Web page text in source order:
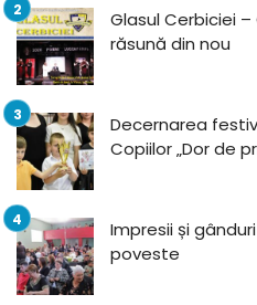
Glasul Cerbiciei
răsună din nou
Decernarea
Copiilor „Dor de
Impresii și
poveste